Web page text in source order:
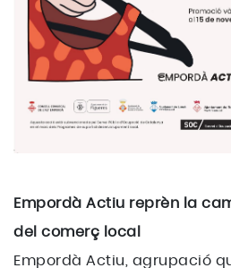
Empordà Actiu reprèn la
del comerç local
Empordà Actiu, agrupació